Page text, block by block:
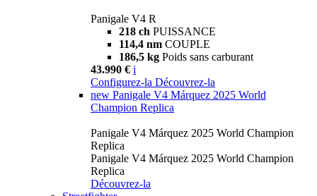
Panigale V4 R
218 ch PUISSANCE
114,4 nm COUPLE
186,5 kg Poids sans carburant
43.990 € i
Configurez-la Découvrez-la
new Panigale V4 Márquez 2025 World
Champion Replica
Panigale V4 Márquez 2025 World Champion
Replica
Panigale V4 Márquez 2025 World Champion
Replica
Découvrez-la